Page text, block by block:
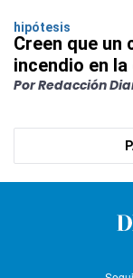
hipótesis
Creen que
incendio en
Por Redacción